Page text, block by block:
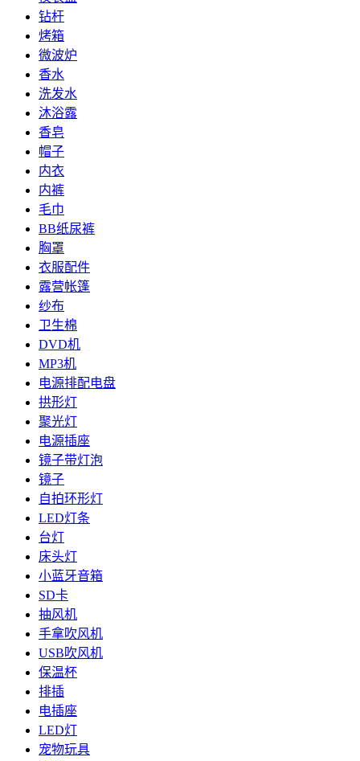
钻杆
烤箱
微波炉
香水
洗发水
沐浴露
香皂
帽子
内衣
内裤
毛巾
BB纸尿裤
胸罩
衣服配件
露营帐篷
纱布
卫生棉
DVD机
MP3机
电源排配电盘
拱形灯
聚光灯
电源插座
镜子带灯泡
镜子
自拍环形灯
LED灯条
台灯
床头灯
小蓝牙音箱
SD卡
抽风机
手拿吹风机
USB吹风机
保温杯
排插
电插座
LED灯
宠物玩具